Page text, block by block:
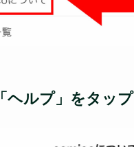
「ヘルプ」をタップ